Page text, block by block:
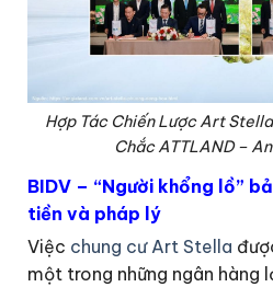
Hợp Tác Chiến Lược Art
Chắc ATTLAND –
BIDV – “Người khổng lồ”
tiền và pháp lý
Việc chung cư Art Stella
một trong những ngân hàng